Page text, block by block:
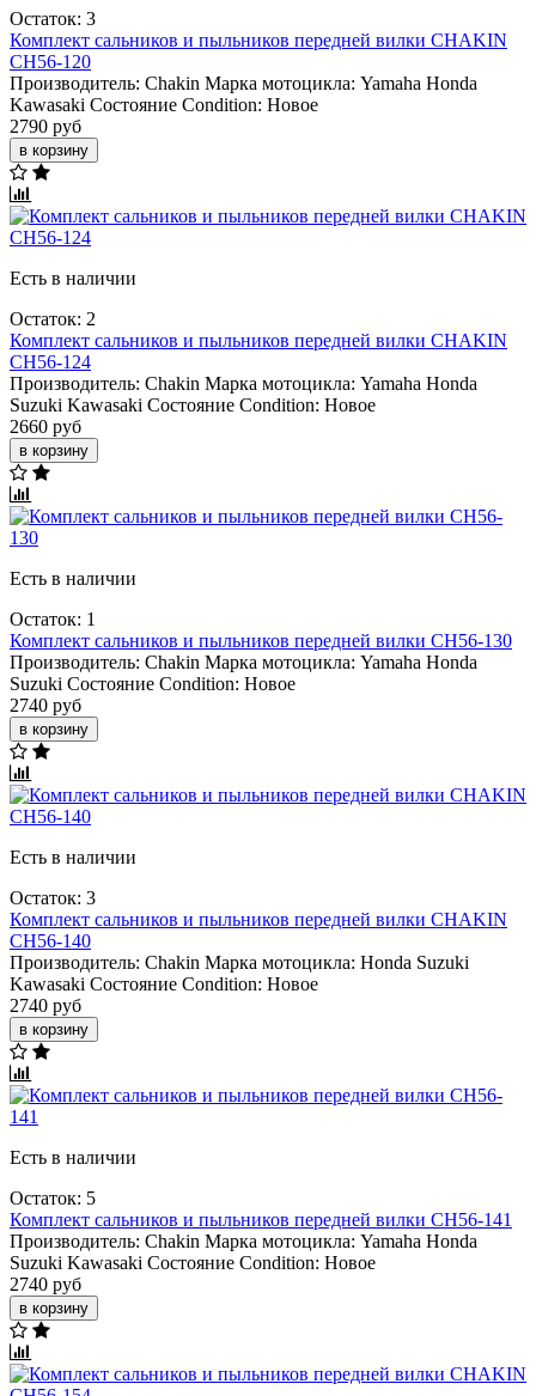
Остаток: 3
Комплект сальников и пыльников передней вилки CHAKIN
CH56-120
Производитель: Chakin Марка мотоцикла: Yamaha Honda
Kawasaki Состояние Condition: Новое
2790 руб
в корзину
Есть в наличии
Остаток: 2
Комплект сальников и пыльников передней вилки CHAKIN
CH56-124
Производитель: Chakin Марка мотоцикла: Yamaha Honda
Suzuki Kawasaki Состояние Condition: Новое
2660 руб
в корзину
Есть в наличии
Остаток: 1
Комплект сальников и пыльников передней вилки CH56-130
Производитель: Chakin Марка мотоцикла: Yamaha Honda
Suzuki Состояние Condition: Новое
2740 руб
в корзину
Есть в наличии
Остаток: 3
Комплект сальников и пыльников передней вилки CHAKIN
CH56-140
Производитель: Chakin Марка мотоцикла: Honda Suzuki
Kawasaki Состояние Condition: Новое
2740 руб
в корзину
Есть в наличии
Остаток: 5
Комплект сальников и пыльников передней вилки CH56-141
Производитель: Chakin Марка мотоцикла: Yamaha Honda
Suzuki Kawasaki Состояние Condition: Новое
2740 руб
в корзину